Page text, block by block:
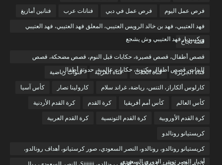
فرص عمل اليوم فرص عمل في دبي فنانات عرب فنانين أمازيغ
فهد العتيبي، فهد بن خالد الرويس العتيبي، المعلق فهد العتيبي، فهد العتيبي
ويكيبيديا، فهد العتيبي وش يشجع
قصة نجاح
قصص أطفال، قصص قصيرة، حكايات قبل النوم، قصص مضحكة، قصص
للبنات، قصص أطفال مكتوبة، حكايات عالمية، حدوتة أطفال
قناة الجزيرة قناة الحدث قناة العربية قنوات رياضية
كارلوس ألكاراز، التنس، رياضة، غراند سلام كارولينا نصار كأس آسيا
كأس العالم كأس أمم أفريقيا كرة القدم كرة القدم الأردنية
كرة القدم الأوروبية كرة القدم التونسية كرة القدم العربية
كريستيانو رونالدو
كريستيانو رونالدو، رونالدو، النصر السعودي، صور كرستيانو، أهداف رونالدو،
أخبار النصر تويتر، الدوري السعودي